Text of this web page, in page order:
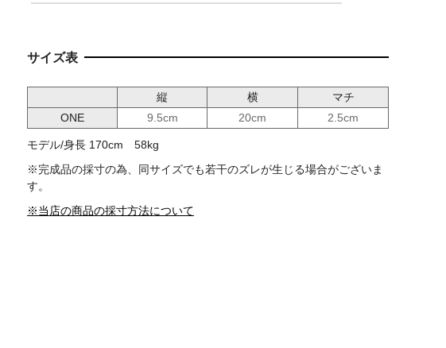
サイズ表
縦 横
マチ
ONE
9.5cm 20cm 2.5cm
モデル/身長 170cm 58kg
※完成品の採寸の為、同サイズでも若干のズレが生じる場合がございま
す。
※当店の商品の採寸方法について